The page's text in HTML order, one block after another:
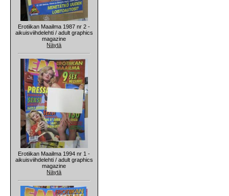
Erotiikan Maailma 1987 nr 2 -
aikuisviihdelehti / adult graphics
magazine
Näytä
Erotiikan Maailma 1994 nr 1 -
aikuisviihdelehti / adult graphics
magazine
Näytä